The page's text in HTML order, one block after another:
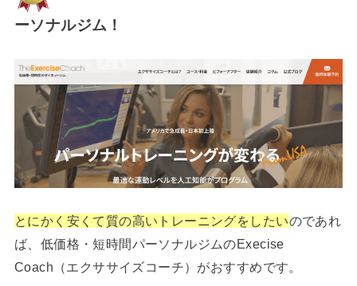
ーソナルジム！
とにかく安くて質の高いトレーニングをしたいのであれ
ば、低価格・短時間パーソナルジムのExecise
Coach（エクササイズコーチ）がおすすめです。